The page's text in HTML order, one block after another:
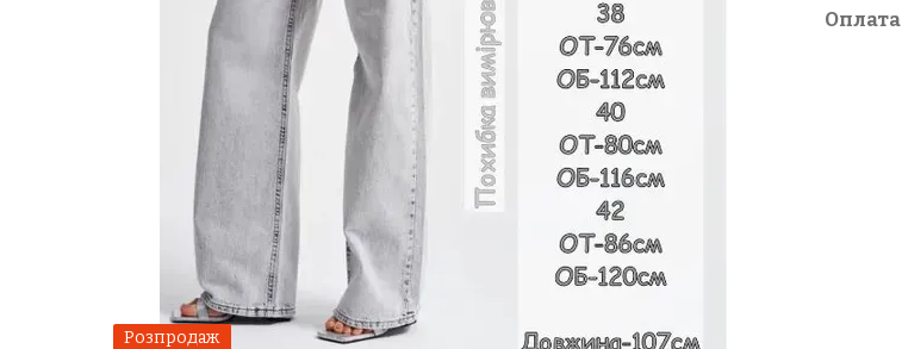
Розпродаж
Оплата